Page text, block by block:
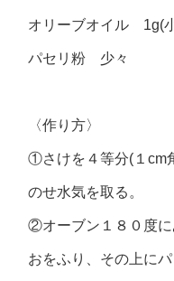
オリーブオイル 1g(
パセリ粉 少々
〈作り方〉
①さけを４等分(１cm
のせ水気を取る。
②オーブン１８０度に
おをふり、その上に